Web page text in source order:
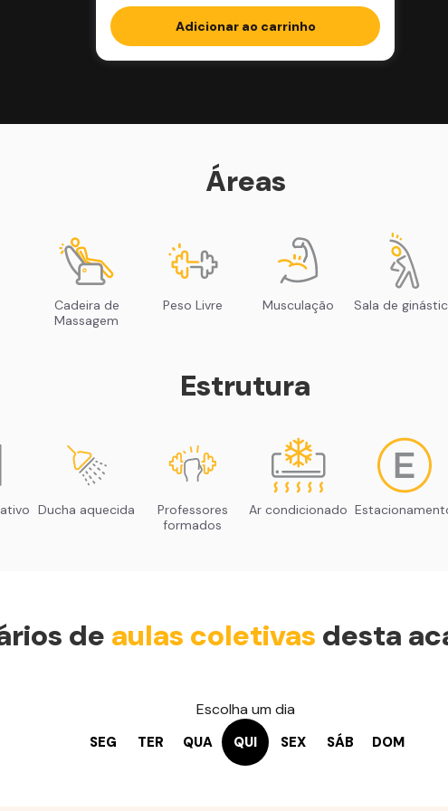
Adicionar ao carrinho
Áreas
Cadeira de
Massagem
Peso Livre Musculação Sala de
Estrutura
Ducha aquecida
Professores
formados
Ar condicionado
de aulas coletivas desta
Escolha um dia
SEG TER QUA QUI SEX SÁB DOM